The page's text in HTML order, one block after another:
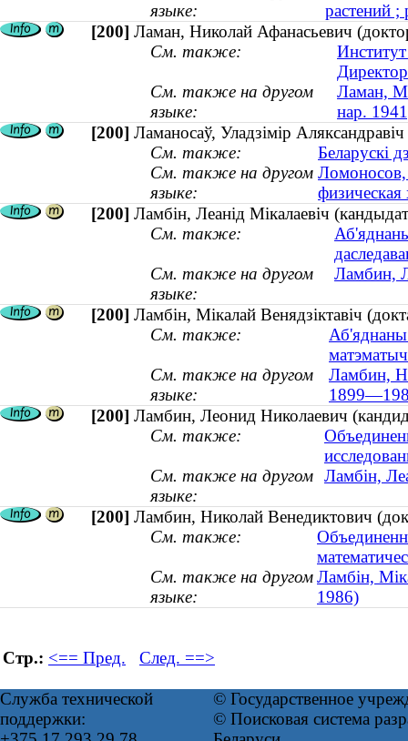
языке:
растений ;
[200] Ламан, Николай Афанасьевич
См. также:
Директор
См. также на другом
языке:
Ламан,
нар.
[200] Ламаносаў, Уладзiмiр Аляксандравiч
См. также:
Беларускі
См. также на другом
языке:
Ломоносов,
[200] Ламбін, Леанід Мікалаевіч
См. также:
См. также на другом
языке:
Ламбин,
[200] Ламбін, Мікалай Венядзіктавіч
См. также:
Аб'яднаны
См. также на другом
языке:
Ламбин,
[200] Ламбин, Леонид Николаевич
См. также:
См. также на другом
языке:
Ламбін,
[200] Ламбин, Николай Венедиктович
См. также:
См. также на другом
языке:
Ламбін,
1986)
Стр.: <== Пред. След. ==>
Служба технической
поддержки:
© Государственное
© Поисковая система